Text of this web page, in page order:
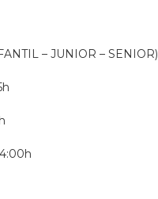
– JUNIOR – SENIOR)